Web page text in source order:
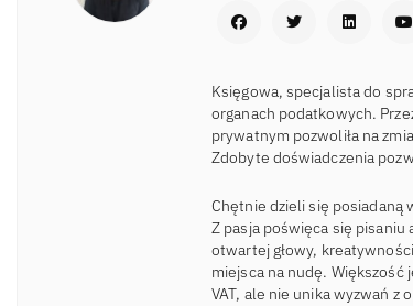
Księgowa, specjalista do
organach podatkowych.
prywatnym pozwoliła na
Zdobyte doświadczenia
Chętnie dzieli się posiadaną
Z pasja poświęca się
otwartej głowy,
miejsca na nudę.
VAT, ale nie unika wyzwań z